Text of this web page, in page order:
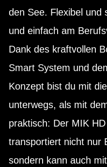
den See. Flexibel und
und einfach am
Dank des kraftvollen
Smart System und
Konzept bist du mit
unterwegs, als mit
praktisch: Der MIK
transportiert nicht nur
sondern kann auch